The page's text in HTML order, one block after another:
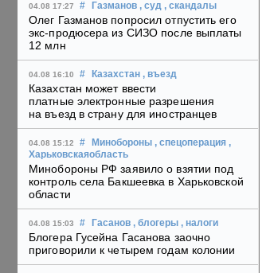
04.08 17:27 # Газманов , суд , скандалы
Олег Газманов попросил отпустить его
экс-продюсера из СИЗО после выплаты
12 млн
04.08 16:10 # Казахстан , въезд
Казахстан может ввести
платные электронные разрешения
на въезд в страну для иностранцев
04.08 15:12 # Минобороны , спецоперация ,
Харьковскаяобласть
Минобороны РФ заявило о взятии под
контроль села Бакшеевка в Харьковской
области
04.08 15:03 # Гасанов , блогеры , налоги
Блогера Гусейна Гасанова заочно
приговорили к четырем годам колонии